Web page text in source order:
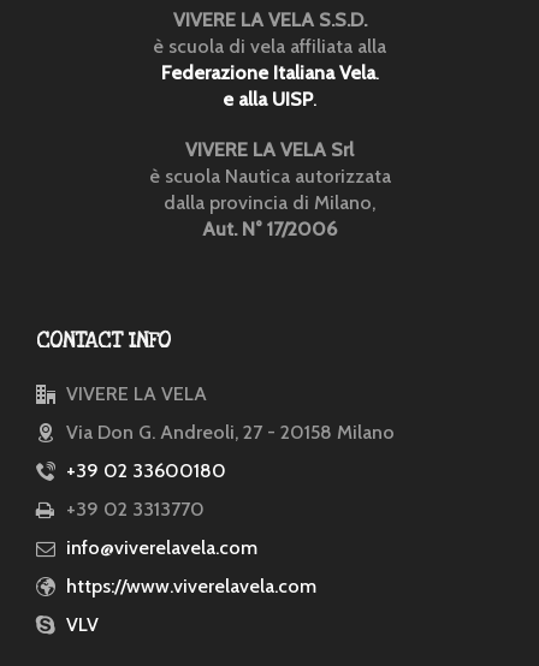
VIVERE LA VELA S.S.D.
è scuola di vela affiliata alla
Federazione Italiana Vela.
e alla UISP.
VIVERE LA VELA Srl
è scuola Nautica autorizzata
dalla provincia di Milano,
Aut. N° 17/2006
CONTACT INFO
VIVERE LA VELA
Via Don G. Andreoli, 27 - 20158 Milano
+39 02 33600180
+39 02 3313770
info@viverelavela.com
https://www.viverelavela.com
VLV